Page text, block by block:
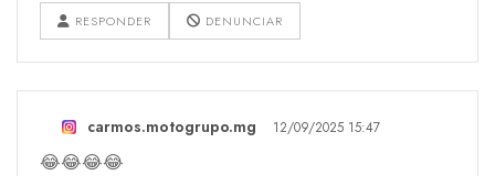
RESPONDER DENUNCIAR
carmos.motogrupo.mg 12/09/2025 15:47
😂😂😂😂